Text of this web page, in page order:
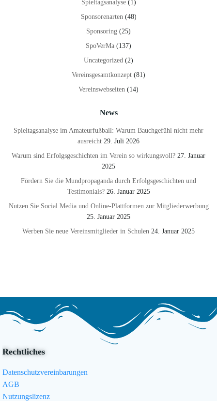
Spieltagsanalyse(1)
Sponsorenarten(48)
Sponsoring (25)
SpoVerMa (137)
Uncategorized (2)
Vereinsgesamtkonzept (81)
Vereinswebseiten (14)
News
Spieltagsanalyse im Amateurfußball: Warum Bauchgefühl nicht mehr
ausreicht 29. Juli 2026
Warum sind Erfolgsgeschichten im Verein so wirkungsvoll? 27. Januar
2025
Fördern Sie die Mundpropaganda durch Erfolgsgeschichten und
Testimonials? 26. Januar 2025
Nutzen Sie Social Media und Online-Plattformen zur Mitgliederwerbung
25. Januar 2025
Werben Sie neue Vereinsmitglieder in Schulen 24. Januar 2025
Rechtliches
Datenschutzvereinbarungen
AGB
Nutzungslizenz